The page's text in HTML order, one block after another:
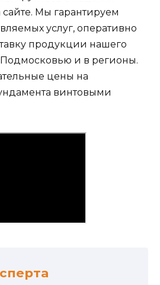
Мы гарантируем
услуг, оперативно
продукции нашего
и в регионы.
цены на
винтовыми